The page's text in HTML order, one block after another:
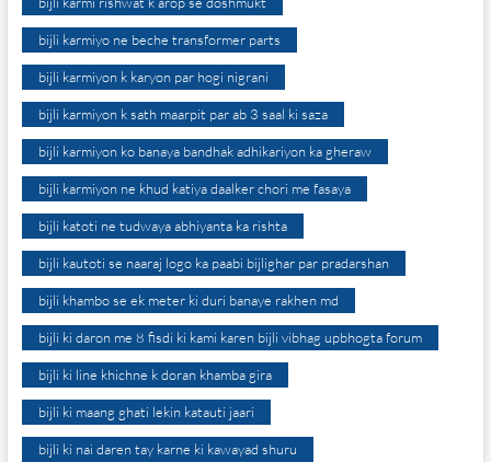
bijli karmiyo ne beche transformer parts
bijli karmiyon k karyon par hogi nigrani
bijli karmiyon k sath maarpit par ab 3 saal ki saza
bijli karmiyon ko banaya bandhak adhikariyon ka gheraw
bijli karmiyon ne khud katiya daalker chori me fasaya
bijli katoti ne tudwaya abhiyanta ka rishta
bijli kautoti se naaraj logo ka paabi bijlighar par pradarshan
bijli khambo se ek meter ki duri banaye rakhen md
bijli ki daron me 8 fisdi ki kami karen bijli vibhag upbhogta forum
bijli ki line khichne k doran khamba gira
bijli ki maang ghati lekin katauti jaari
bijli ki nai daren tay karne ki kawayad shuru